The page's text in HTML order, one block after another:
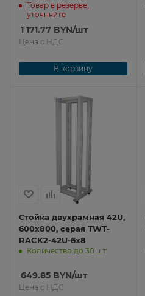
Товар в резерве,
уточняйте
1 171.77 BYN/шт
Цена с НДС
В корзину
Стойка двухрамная 42U,
600x800, серая TWT-
RACK2-42U-6x8
Количество до 30 шт.
649.85 BYN/шт
Цена с НДС